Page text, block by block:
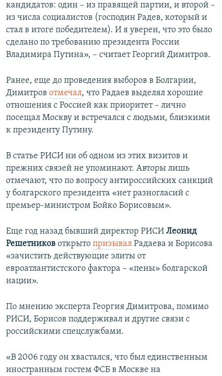
кандидатов: один – из правящей партии, и второй –
из числа социалистов (господин Радев, который и
стал в итоге победителем). И я уверен, что это было
сделано по требованию президента России
Владимира Путина», – считает Георгий Димитров.
Ранее, еще до проведения выборов в Болгарии,
Димитров отмечал, что Радаев выделял хорошие
отношения с Россией как приоритет – лично
посещал Москву и встречался с людьми, близкими
к президенту Путину.
В статье РИСИ ни об одном из этих визитов и
прежних связей не упоминают. Авторы лишь
отмечают, что по вопросу антироссийских санкций
у болгарского президента «нет разногласий с
премьер-министром Бойко Борисовым».
Еще год назад бывший директор РИСИ Леонид
Решетников открыто призывал Радаева и Борисова
«зачистить действующие элиты от
евроатлантистского фактора – «пены» болгарской
нации».
По мнению эксперта Георгия Димитрова, помимо
РИСИ, Борисов поддерживал и другие связи с
российскими спецслужбами.
«В 2006 году он хвастался, что был единственным
иностранным гостем ФСБ в Москве на